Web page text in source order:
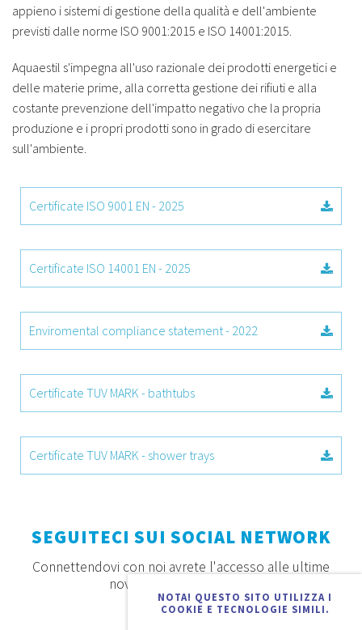
appieno i sistemi di gestione della qualità e dell'ambiente
previsti dalle norme ISO 9001:2015 e ISO 14001:2015.
Aquaestil s'impegna all'uso razionale dei prodotti energetici e
delle materie prime, alla corretta gestione dei rifiuti e alla
costante prevenzione dell'impatto negativo che la propria
produzione e i propri prodotti sono in grado di esercitare
sull'ambiente.
Certificate ISO 9001 EN - 2025
Certificate ISO 14001 EN - 2025
Enviromental compliance statement - 2022
Certificate TUV MARK - bathtubs
Certificate TUV MARK - shower trays
NOTA! QUESTO SITO UTILIZZA I
COOKIE E TECNOLOGIE SIMILI.
SEGUITECI SUI SOCIAL NETWORK
Connettendovi con noi avrete l'accesso alle ultime
novità, offerte e prodotti